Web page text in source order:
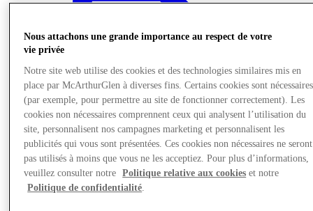
Nous attachons une grande importance au respect de votre
vie privée
Notre site web utilise des cookies et des technologies similaires mis en
place par McArthurGlen à diverses fins. Certains cookies sont nécessaires
(par exemple, pour permettre au site de fonctionner correctement). Les
cookies non nécessaires comprennent ceux qui analysent l’utilisation du
site, personnalisent nos campagnes marketing et personnalisent les
publicités qui vous sont présentées. Ces cookies non nécessaires ne seront
pas utilisés à moins que vous ne les acceptiez. Pour plus d’informations,
veuillez consulter notre
Politique relative aux cookies et notre
Politique de confidentialité.